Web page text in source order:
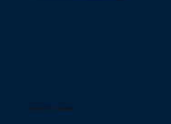
Redes Sociales